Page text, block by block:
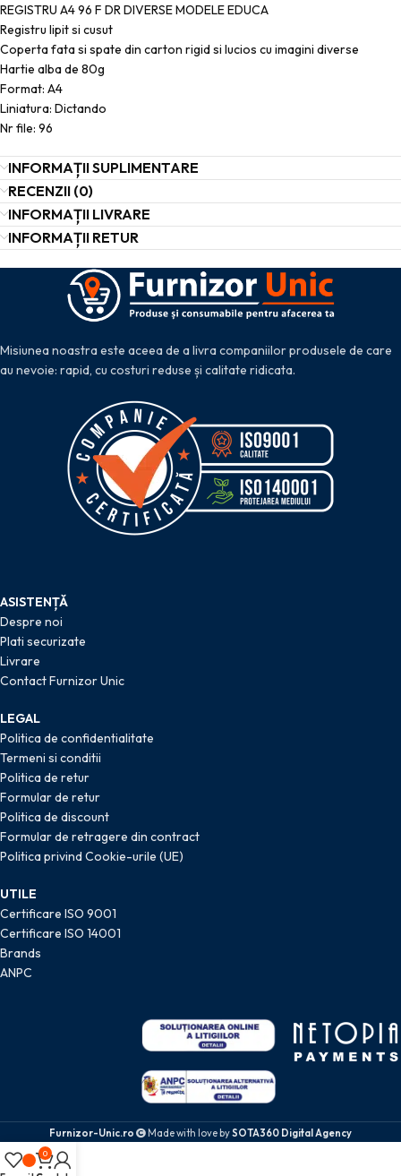
REGISTRU A4 96 F DR DIVERSE MODELE EDUCA
Registru lipit si cusut
Coperta fata si spate din carton rigid si lucios cu imagini diverse
Hartie alba de 80g
Format: A4
Liniatura: Dictando
Nr file: 96
INFORMAȚII SUPLIMENTARE
RECENZII (0)
INFORMAȚII LIVRARE
INFORMAȚII RETUR
Misiunea noastra este aceea de a livra companiilor produsele de care
au nevoie: rapid, cu costuri reduse și calitate ridicata.
ASISTENȚĂ
Despre noi
Plati securizate
Livrare
Contact Furnizor Unic
LEGAL
Politica de confidentialitate
Termeni si conditii
Politica de retur
Formular de retur
Politica de discount
Formular de retragere din contract
Politica privind Cookie-urile (UE)
UTILE
Certificare ISO 9001
Certificare ISO 14001
Brands
ANPC
Furnizor-Unic.ro Made with love bySOTA360 Digital Agency
0